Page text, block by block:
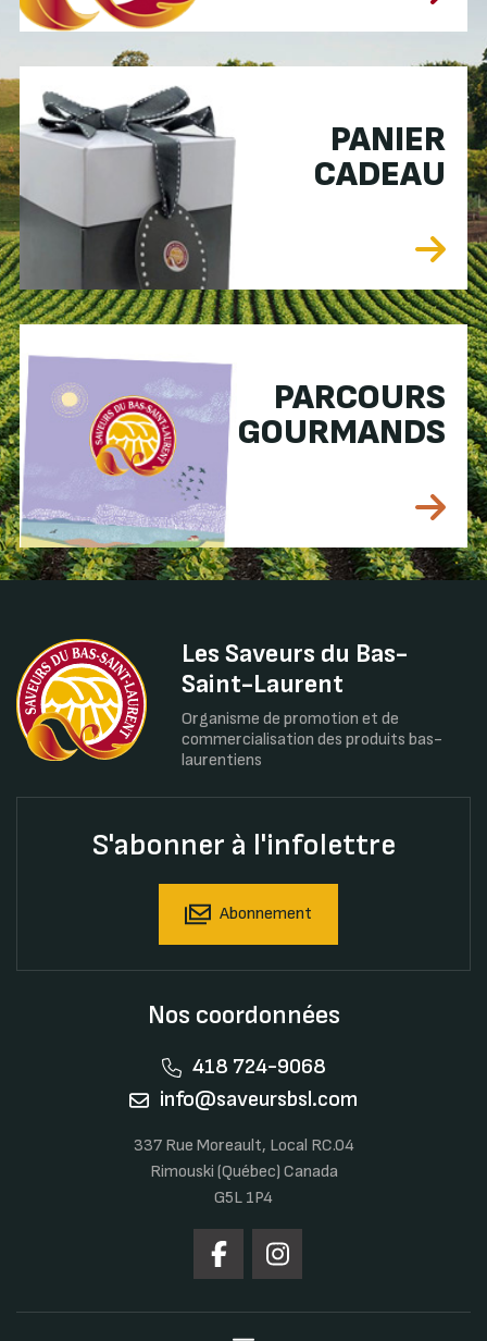
PANIER
CADEAU
PARCOURS
GOURMANDS
Les Saveurs du Bas-
Saint-Laurent
Organisme de promotion et de
commercialisation des produits bas-
laurentiens
S'abonner à l'infolettre
Abonnement
Nos coordonnées
418 724-9068
info@saveursbsl.com
337 Rue Moreault, Local RC.04
Rimouski (Québec) Canada
G5L 1P4